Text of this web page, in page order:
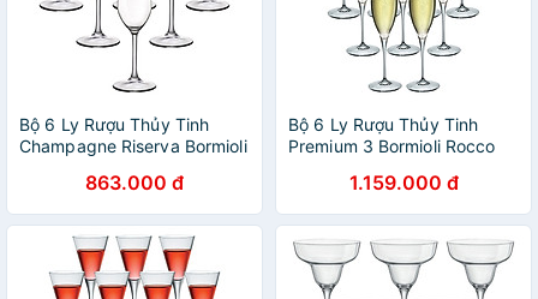
Bộ 6 Ly Rượu Thủy Tinh
Champagne Riserva Bormioli
(210ml / Ly)863.000 đ
Bộ 6 Ly Rượu Thủy Tinh
Premium 3 Bormioli Rocco
1.159.000 đ